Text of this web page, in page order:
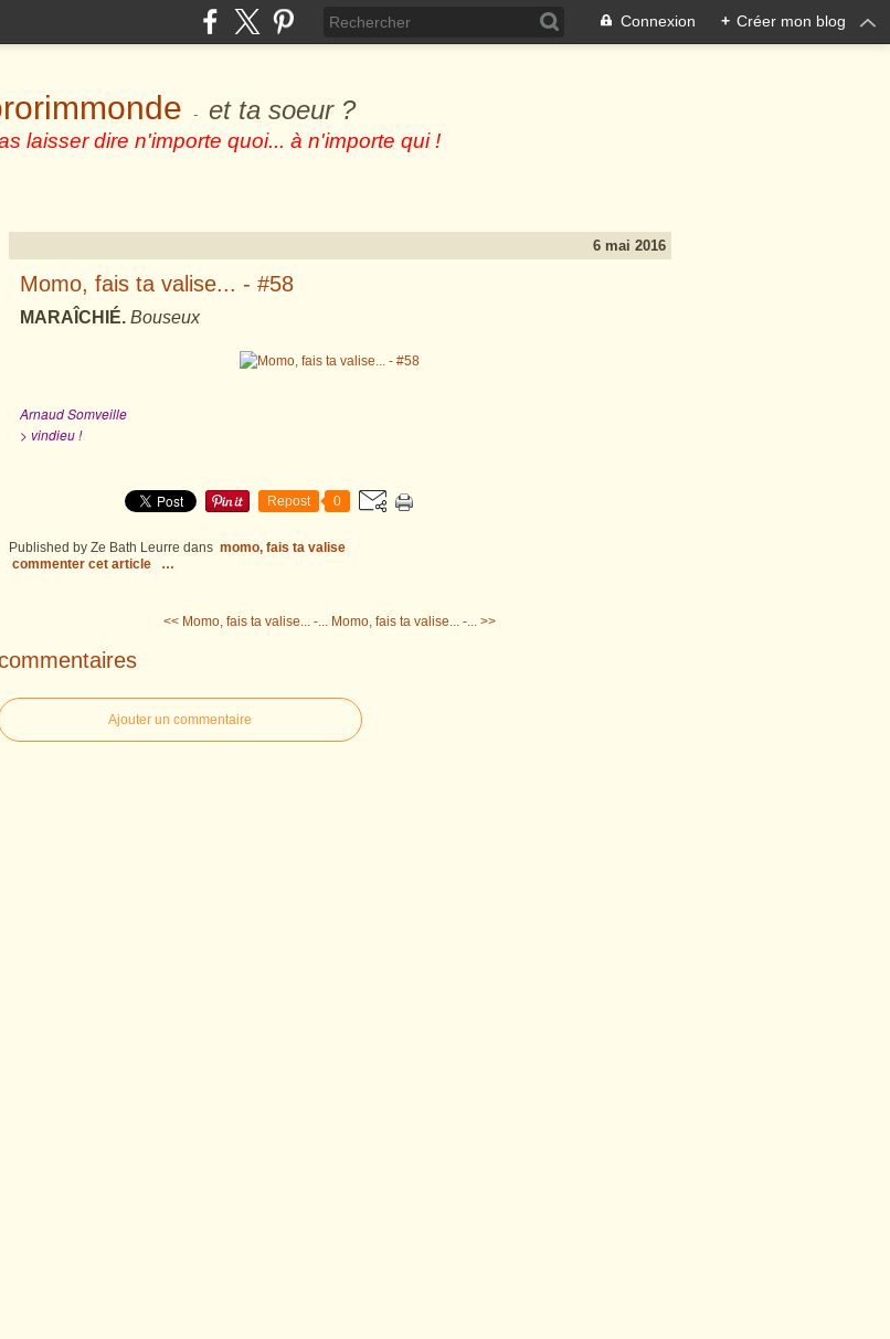
Connexion + Créer mon blog
- et ta soeur ?
laisser dire n'importe quoi... à n'importe qui !
6 mai 2016
Momo, fais ta valise... - #58
MARAÎCHIÉ. Bouseux
Arnaud Somveille
> vindieu !
Repost 0
Published by Ze Bath Leurre dans momo, fais ta valise
commenter cet article
…
<< Momo, fais ta valise... -... Momo, fais ta valise... -... >>
Ajouter un commentaire